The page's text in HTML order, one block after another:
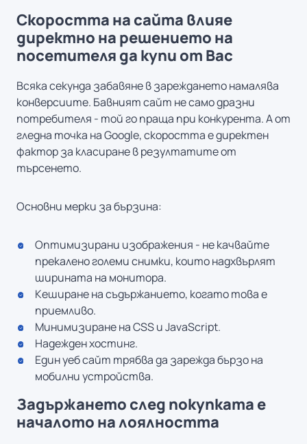
Скоростта на сайта влияе
директно на решението на
посетителя да купи от Вас
Всяка секунда забавяне в зареждането намалява
конверсиите. Бавният сайт не само дразни
потребителя - той го праща при конкурента. А от
гледна точка на Google, скоростта е директен
фактор за класиране в резултатите от
търсенето.
Основни мерки за бързина:
Оптимизирани изображения - не качвайте
прекалено големи снимки, които надхвърлят
ширината на монитора.
Кеширане на съдържанието, когато това е
приемливо.
Минимизиране на CSS и JavaScript.
Надежден хостинг.
Един уеб сайт трябва да зарежда бързо на
мобилни устройства.
Задържането след покупката е
началото на лоялността